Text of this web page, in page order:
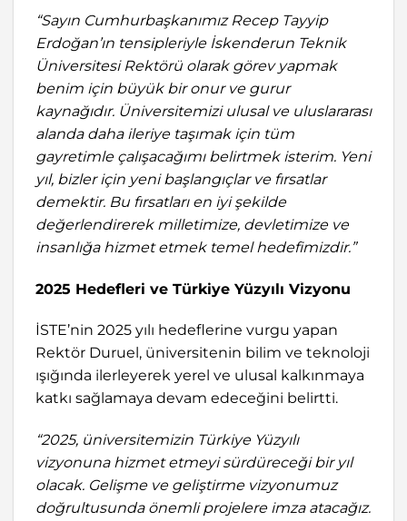
“Sayın Cumhurbaşkanımız Recep Tayyip
Erdoğan’ın tensipleriyle İskenderun Teknik
Üniversitesi Rektörü olarak görev yapmak
benim için büyük bir onur ve gurur
kaynağıdır. Üniversitemizi ulusal ve uluslararası
alanda daha ileriye taşımak için tüm
gayretimle çalışacağımı belirtmek isterim. Yeni
yıl, bizler için yeni başlangıçlar ve fırsatlar
demektir. Bu fırsatları en iyi şekilde
değerlendirerek milletimize, devletimize ve
insanlığa hizmet etmek temel hedefimizdir.”
2025 Hedefleri ve Türkiye Yüzyılı Vizyonu
İSTE’nin 2025 yılı hedeflerine vurgu yapan
Rektör Duruel, üniversitenin bilim ve teknoloji
ışığında ilerleyerek yerel ve ulusal kalkınmaya
katkı sağlamaya devam edeceğini belirtti.
“2025, üniversitemizin Türkiye Yüzyılı
vizyonuna hizmet etmeyi sürdüreceği bir yıl
olacak. Gelişme ve geliştirme vizyonumuz
doğrultusunda önemli projelere imza atacağız.